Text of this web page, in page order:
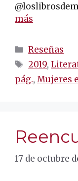
más
Categorías
Reseñas
Etiquetas
2019,
pág., Mujeres
17 de octubre